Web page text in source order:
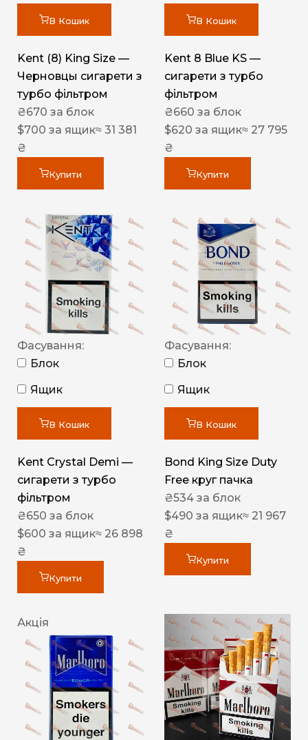
В Кошик
Kent (8) King Size —
Черновцы сигарети з
турбо фільтром
₴670 за блок
$700 за ящик≈ 31 381
₴
Купити
В Кошик
Kent 8 Blue KS —
сигарети з турбо
фільтром
₴660 за блок
$620 за ящик≈ 27 795
₴
Купити
Фасування:
Блок
Ящик
В Кошик
Kent Crystal Demi —
сигарети з турбо
фільтром
₴650 за блок
$600 за ящик≈ 26 898
₴
Купити
Фасування:
Блок
Ящик
В Кошик
Bond King Size Duty
Free круг пачка
₴534 за блок
$490 за ящик≈ 21 967
₴
Купити
Акція